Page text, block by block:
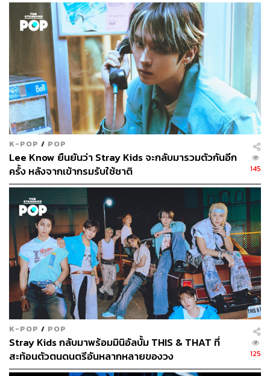
K-POP / POP
Lee Know ยืนยันว่า Stray Kids จะกลับมารวมตัวกันอีก
ครั้ง หลังจากเข้ากรมรับใช้ชาติ
145
K-POP / POP
Stray Kids กลับมาพร้อมมินิอัลบั้ม THIS & THAT ที่
สะท้อนตัวตนดนตรีอันหลากหลายของวง
125